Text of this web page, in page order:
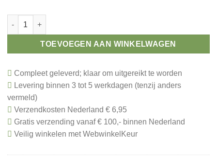
Toernooi prijs voetbal aantal
TOEVOEGEN AAN WINKELWAGEN
Compleet geleverd; klaar om uitgereikt te worden
Levering binnen 3 tot 5 werkdagen (tenzij anders
vermeld)
Verzendkosten Nederland € 6,95
Gratis verzending vanaf € 100,- binnen Nederland
Veilig winkelen met WebwinkelKeur